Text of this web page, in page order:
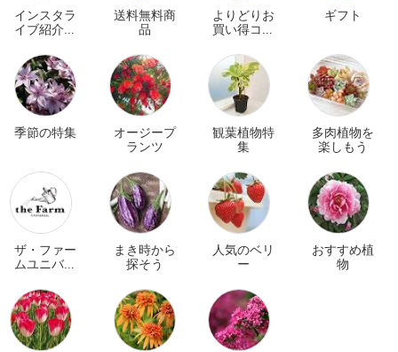
インスタラ
イブ紹介商
送料無料商
品
よりどりお
買い得コー
ギフト
季節の特集
オージープ
ランツ
観葉植物特
集
多肉植物を
楽しもう
ザ・ファー
ムユニバー
イン
まき時から
探そう
人気のベリ
ー
おすすめ植
物